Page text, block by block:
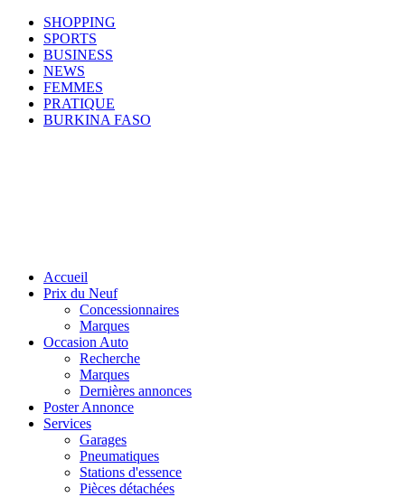
SHOPPING
SPORTS
BUSINESS
NEWS
FEMMES
PRATIQUE
BURKINA FASO
Accueil
Prix du Neuf
Concessionnaires
Marques
Occasion Auto
Recherche
Marques
Dernières annonces
Poster Annonce
Services
Garages
Pneumatiques
Stations d'essence
Pièces détachées